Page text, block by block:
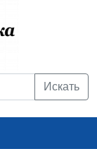
Искать